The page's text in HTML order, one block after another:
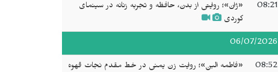
08:21
«ژان»؛ روایتی از بدن، حافظه و تجربه زنانه در سینمای
کوردی
06/07/2026
08:52
«فاطمه البن»؛ روایت زن یمنی در خط مقدم نجات قهوه